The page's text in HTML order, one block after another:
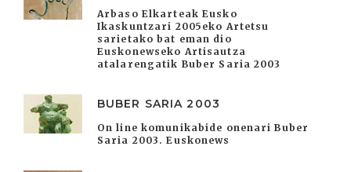
Arbaso Elkarteak Eusko
Ikaskuntzari 2005eko Artetsu
sarietako bat eman dio
Euskonewseko Artisautza
atalarengatik Buber Saria 2003
BUBER SARIA 2003
On line komunikabide onenari Buber
Saria 2003. Euskonews